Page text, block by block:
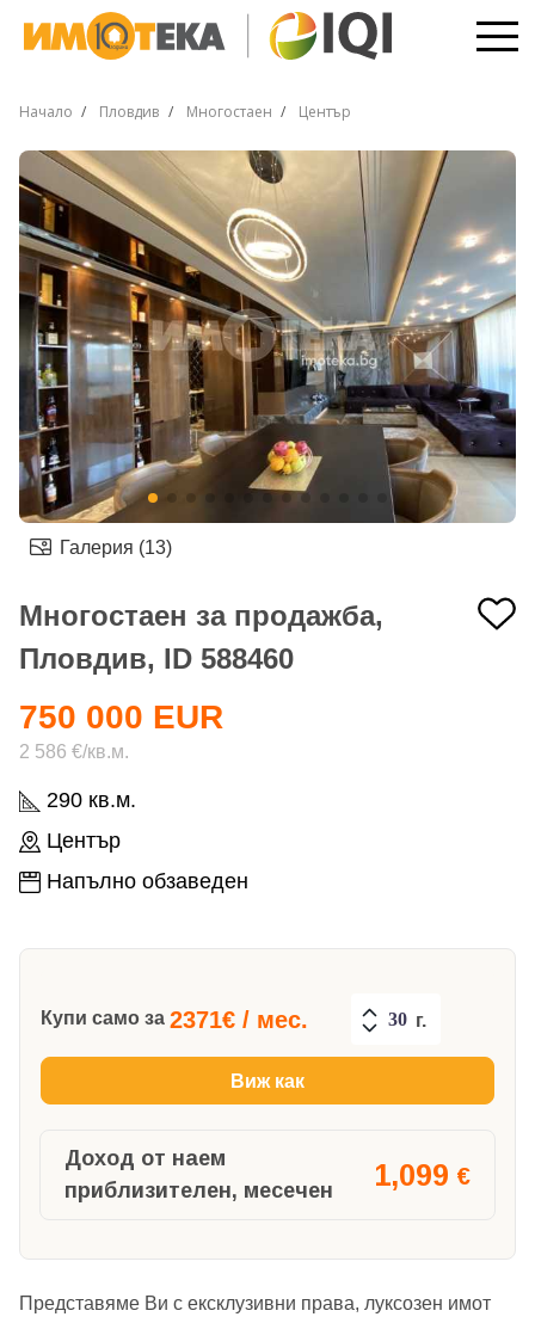
Начало Пловдив Многостаен Център
Галерия (13)
Многостаен за продажба,
Пловдив, ID 588460
290 кв.м.
Център
Напълно обзаведен
750 000 EUR
2 586 €/кв.м.
Купи само за 2371€ / мес. г.
Виж как
Доход от наем
приблизителен, месечен
1,099 €
Представяме Ви с ексклузивни права, луксозен имот